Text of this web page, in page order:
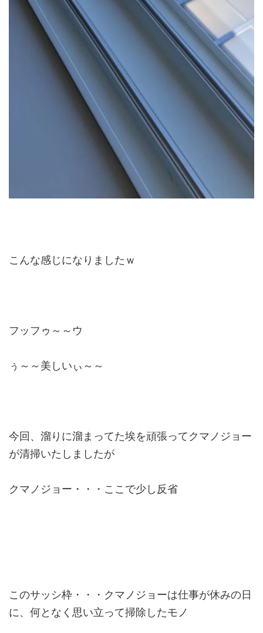
こんな感じになりましたｗ
フッフゥ～～ウ
ぅ～～美しいぃ～～
今回、溜りに溜まってた埃を頑張ってクマノジョー
が清掃いたしましたが
クマノジョー・・・ここで少し反省
このサッシ枠・・・クマノジョーは仕事が休みの日
に、何となく思い立って掃除したモノ